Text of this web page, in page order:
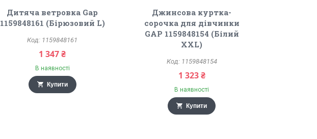
Дитяча ветровка Gap
1159848161 (Бірюзовий L)
1159848161
1 347 ₴
В наявності
Купити
Джинсова куртка-
сорочка для дівчинки
GAP 1159848154 (Білий
XXL)
1159848154
1 323 ₴
В наявності
Купити